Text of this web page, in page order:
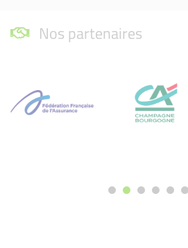
Nos partenaires